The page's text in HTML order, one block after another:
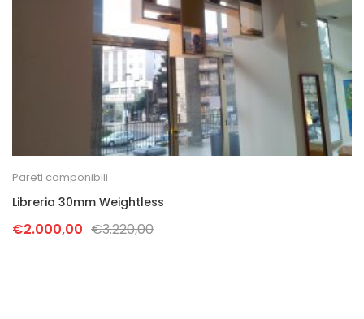
Pareti componibili
Libreria 30mm Weightless
€3.220,00Il
€2.000,00
Il